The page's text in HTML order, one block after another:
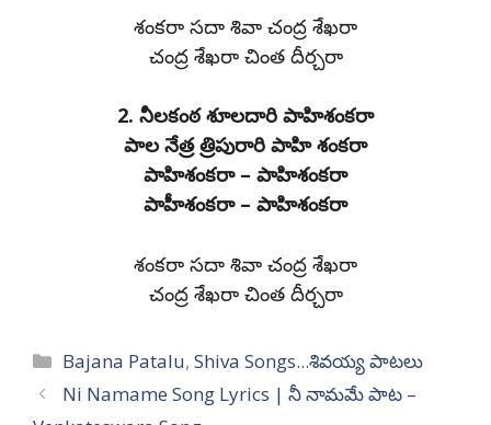
శంకరా సదా శివా చంద్ర శేఖరా
చంద్ర శేఖరా చింత దీర్చరా
2. నీలకంఠ శూలదారి పాహిశంకరా
పాల నేత్ర త్రిపురారి పాహి శంకరా
పాహిశంకరా – పాహిశంకరా
పాహీశంకరా – పాహిశంకరా
శంకరా సదా శివా చంద్ర శేఖరా
చంద్ర శేఖరా చింత దీర్చరా
Categories
Bajana Patalu,Shiva Songs...శివయ్య పాటలు
Ni Namame Song Lyrics | నీ నామమే పాట –